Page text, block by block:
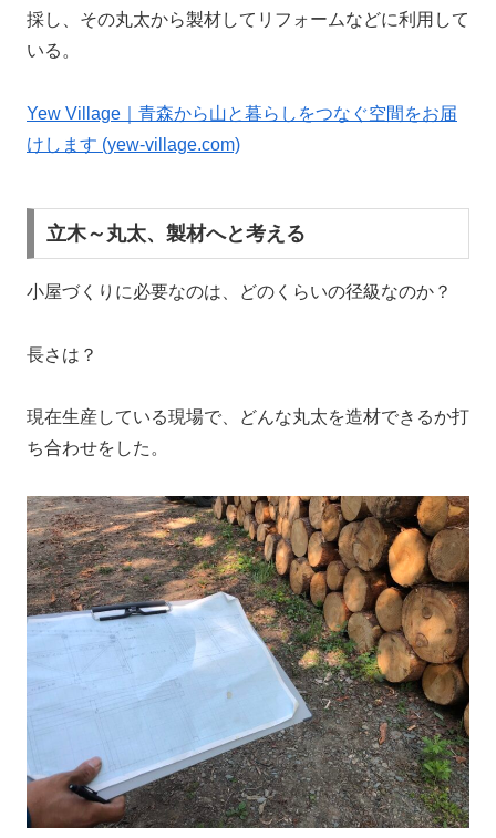
採し、その丸太から製材してリフォームなどに利用して
いる。
Yew Village｜青森から山と暮らしをつなぐ空間をお届
けします (yew-village.com)
立木～丸太、製材へと考える
小屋づくりに必要なのは、どのくらいの径級なのか？
長さは？
現在生産している現場で、どんな丸太を造材できるか打
ち合わせをした。